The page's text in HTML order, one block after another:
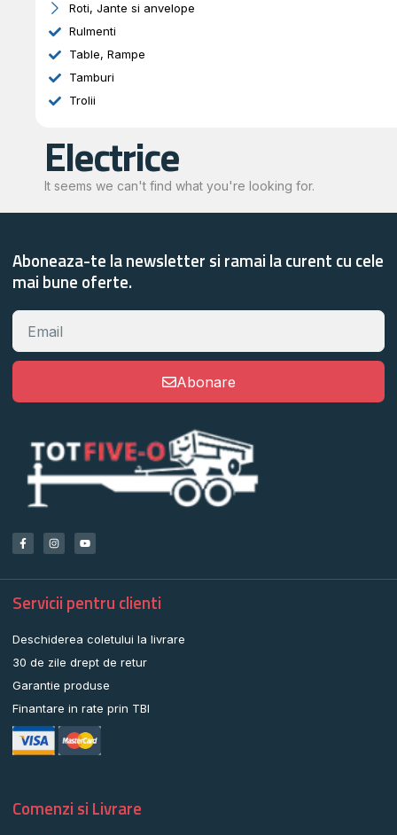
Roti, Jante si anvelope
Rulmenti
Table, Rampe
Tamburi
Trolii
Electrice
It seems we can't find what you're looking for.
Aboneaza-te la newsletter si ramai la curent cu cele
mai bune oferte.
Abonare
Servicii pentru clienti
Deschiderea coletului la livrare
30 de zile drept de retur
Garantie produse
Finantare in rate prin TBI
Comenzi si Livrare